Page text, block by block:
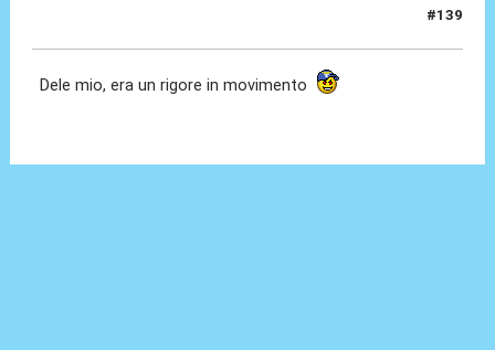
#139
Dele mio, era un rigore in movimento